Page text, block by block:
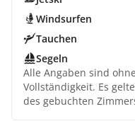
Windsurfen
Tauchen
Segeln
Alle Angaben sind
Vollständigkeit. Es
des gebuchten